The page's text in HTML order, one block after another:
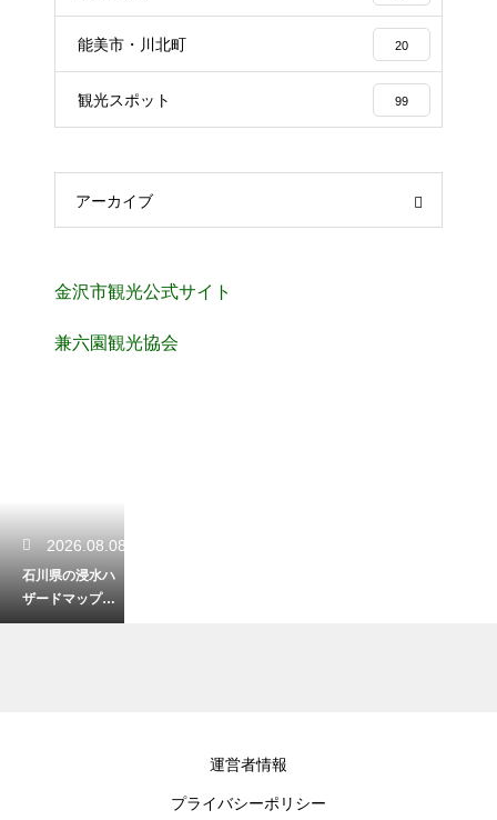
能美市・川北町 20
観光スポット 99
アーカイブ
金沢市観光公式サイト
兼六園観光協会
2026.08.08
石川県の浸水ハ
ザードマップの
見方は？色や記
運営者情報
プライバシーポリシー